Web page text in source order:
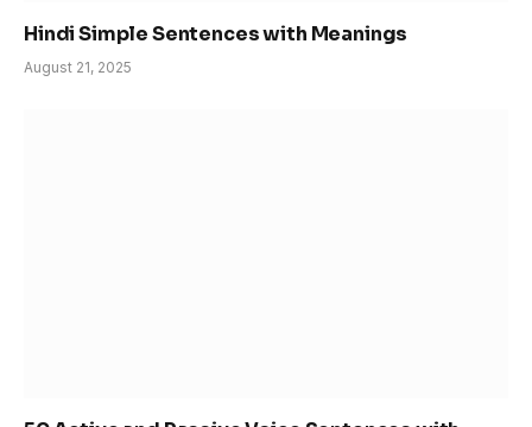
Hindi Simple Sentences with Meanings
August 21, 2025